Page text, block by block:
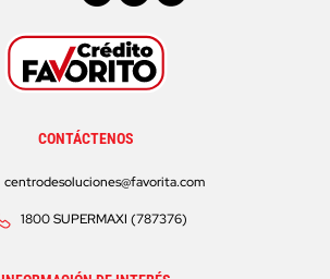
CONTÁCTENOS
centrodesoluciones@favorita.com
1800 SUPERMAXI (787376)